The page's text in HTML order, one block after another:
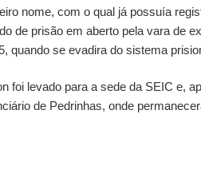
nome, com o qual já possuía
de prisão em aberto pela vara de
quando se evadira do sistema
foi levado para a sede da SEIC e,
de Pedrinhas, onde